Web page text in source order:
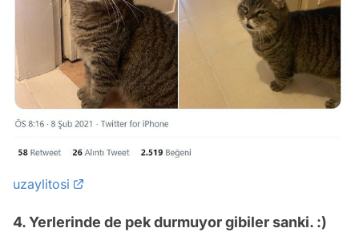
uzaylitosi
4. Yerlerinde de pek durmuyor gibiler sanki. :)